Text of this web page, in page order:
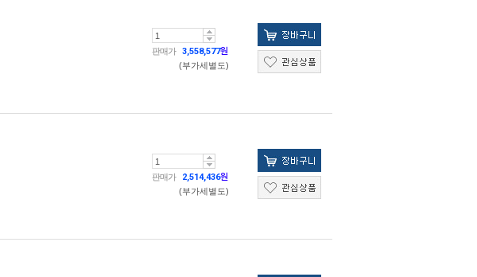
판매가 3,558,577원
(부가세별도)
판매가 2,514,436원
(부가세별도)